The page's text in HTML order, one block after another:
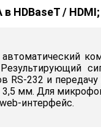
HDBaseT /
RS-232 и
3,5 мм. Для
интерфейс.